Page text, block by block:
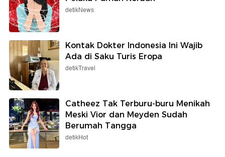
detikNews
Kontak Dokter Indonesia Ini Wajib
Ada di Saku Turis Eropa
detikTravel
Catheez Tak Terburu-buru Menikah
Meski Vior dan Meyden Sudah
Berumah Tangga
detikHot